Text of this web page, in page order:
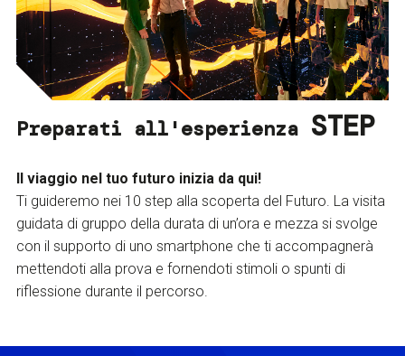
Preparati all'esperienza STEP
Il viaggio nel tuo futuro inizia da qui!
Ti guideremo nei 10 step alla scoperta del Futuro. La visita
guidata di gruppo della durata di un’ora e mezza si svolge
con il supporto di uno smartphone che ti accompagnerà
mettendoti alla prova e fornendoti stimoli o spunti di
riflessione durante il percorso.